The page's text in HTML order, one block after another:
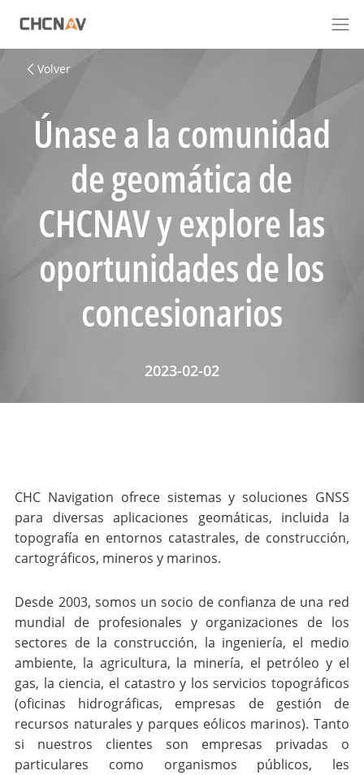
Volver
Únase a la comunidad
de geomática de
CHCNAV y explore las
oportunidades de los
concesionarios
2023-02-02
CHC Navigation ofrece sistemas y soluciones GNSS
para diversas aplicaciones geomáticas, incluida la
topografía en entornos catastrales, de construcción,
cartográficos, mineros y marinos.
Desde 2003, somos un socio de confianza de una red
mundial de profesionales y organizaciones de los
sectores de la construcción, la ingeniería, el medio
ambiente, la agricultura, la minería, el petróleo y el
gas, la ciencia, el catastro y los servicios topográficos
(oficinas hidrográficas, empresas de gestión de
recursos naturales y parques eólicos marinos). Tanto
si nuestros clientes son empresas privadas o
particulares como organismos públicos, les